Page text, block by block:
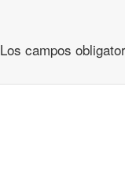
Los campos